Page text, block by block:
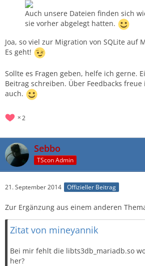
Auch unsere Dateien finden sich
sie vorher abgelegt hatten.
Joa, so viel zur Migration von SQLite auf
Es geht!
Sollte es Fragen geben, helfe ich gerne.
Beitrag schreiben. Über Feedbacks
auch.
2
Sebbo
TScon Admin
21. September 2014 Offizieller Beitrag
Zur Ergänzung aus einem anderen
Zitat von mineyannik
Bei mir fehlt die libts3db_mariadb.so
her?